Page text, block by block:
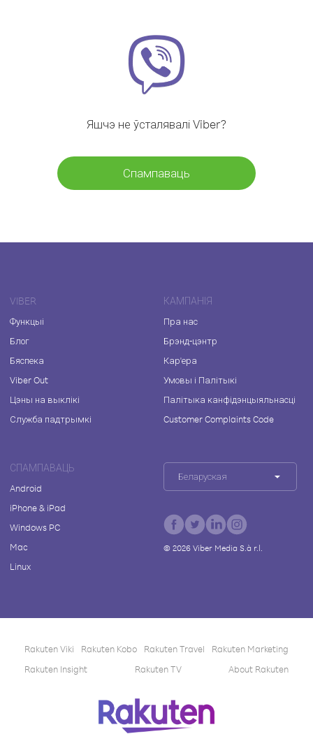
Яшчэ не ўсталявалі Viber?
Спампаваць
VIBER
Функцыі
Блог
Бяспека
Viber Out
Цэны на выклікі
Служба падтрымкі
КАМПАНІЯ
Пра нас
Брэнд-цэнтр
Кар'ера
Умовы і Палітыкі
Палітыка канфідэнцыяльнасці
Customer Complaints Code
СПАМПАВАЦЬ
Android
iPhone & iPad
Windows PC
Mac
Linux
Беларуская
© 2026Viber Media S.à r.l.
Rakuten Viki Rakuten Kobo Rakuten Travel
Rakuten Marketing
Rakuten Insight
Rakuten TV About Rakuten